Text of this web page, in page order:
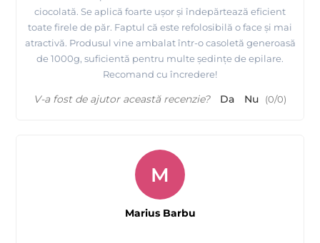
ciocolată. Se aplică foarte ușor și îndepărtează eficient
toate firele de păr. Faptul că este refolosibilă o face și mai
atractivă. Produsul vine ambalat într-o casoletă generoasă
de 1000g, suficientă pentru multe ședințe de epilare.
Recomand cu încredere!
V-a fost de ajutor această recenzie? Da Nu (0/0)
M
Marius Barbu